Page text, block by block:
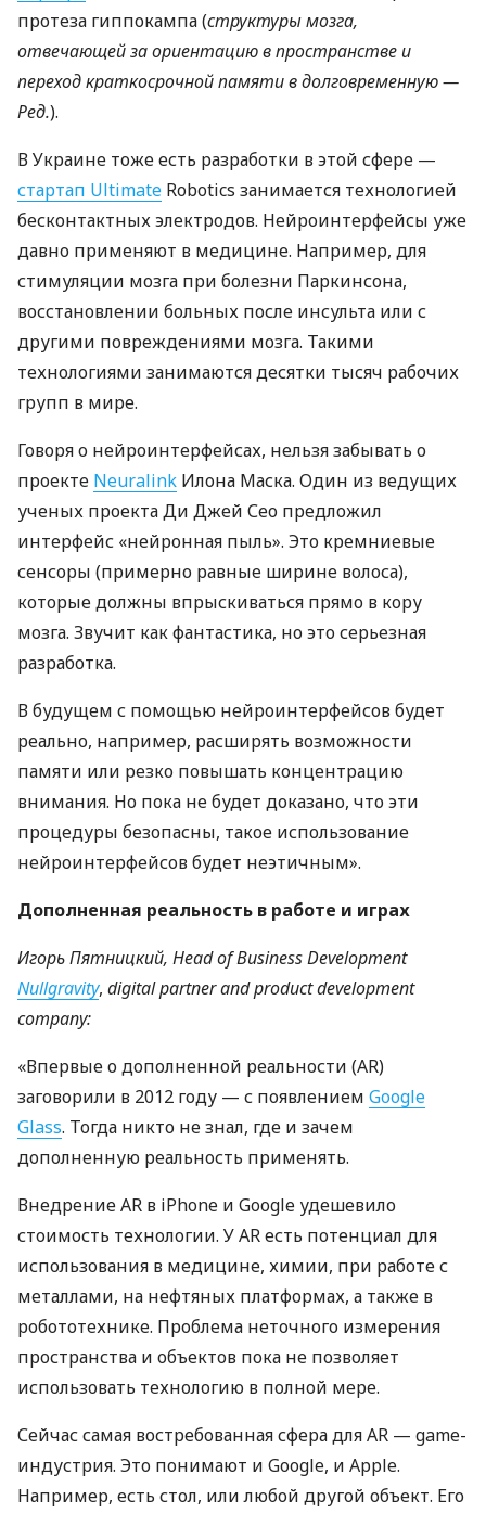
протеза гиппокампа (структуры мозга,
отвечающей за ориентацию в пространстве и
переход краткосрочной памяти в долговременную —
Ред.).
В Украине тоже есть разработки в этой сфере —
стартап Ultimate Robotics занимается технологией
бесконтактных электродов. Нейроинтерфейсы уже
давно применяют в медицине. Например, для
стимуляции мозга при болезни Паркинсона,
восстановлении больных после инсульта или с
другими повреждениями мозга. Такими
технологиями занимаются десятки тысяч рабочих
групп в мире.
Говоря о нейроинтерфейсах, нельзя забывать о
проекте Neuralink Илона Маска. Один из ведущих
ученых проекта Ди Джей Сео предложил
интерфейс «нейронная пыль». Это кремниевые
сенсоры (примерно равные ширине волоса),
которые должны впрыскиваться прямо в кору
мозга. Звучит как фантастика, но это серьезная
разработка.
В будущем с помощью нейроинтерфейсов будет
реально, например, расширять возможности
памяти или резко повышать концентрацию
внимания. Но пока не будет доказано, что эти
процедуры безопасны, такое использование
нейроинтерфейсов будет неэтичным».
Дополненная реальность в работе и играх
Игорь Пятницкий, Head of Business Development
Nullgravity, digital partner and product development
company:
«Впервые о дополненной реальности (AR)
заговорили в 2012 году — с появлением Google
Glass. Тогда никто не знал, где и зачем
дополненную реальность применять.
Внедрение AR в iPhone и Google удешевило
стоимость технологии. У AR есть потенциал для
использования в медицине, химии, при работе с
металлами, на нефтяных платформах, а также в
робототехнике. Проблема неточного измерения
пространства и объектов пока не позволяет
использовать технологию в полной мере.
Сейчас самая востребованная сфера для AR — game-
индустрия. Это понимают и Google, и Apple.
Например, есть стол, или любой другой объект. Его